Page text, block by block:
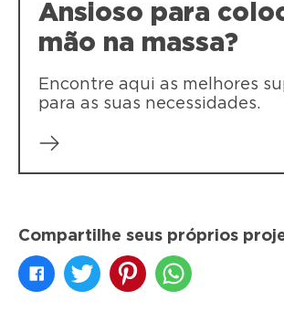
Ansioso para
mão na massa?
Encontre aqui as melhores
para as suas necessidades.
Compartilhe seus próprios